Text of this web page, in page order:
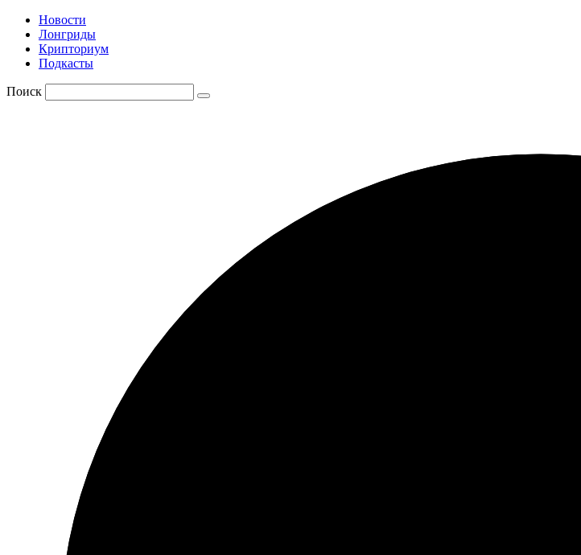
Новости
Лонгриды
Крипториум
Подкасты
Поиск